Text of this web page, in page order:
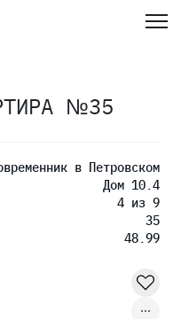
№35
в Петровском
Дом 10.4
4 из 9
35
48.99